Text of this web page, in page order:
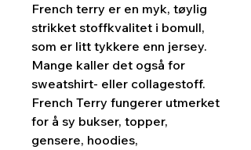
French terry er en myk, tøylig
strikket stoffkvalitet i bomull,
som er litt tykkere enn jersey.
Mange kaller det også for
sweatshirt- eller collagestoff.
French Terry fungerer utmerket
for å sy bukser, topper,
gensere, hoodies,